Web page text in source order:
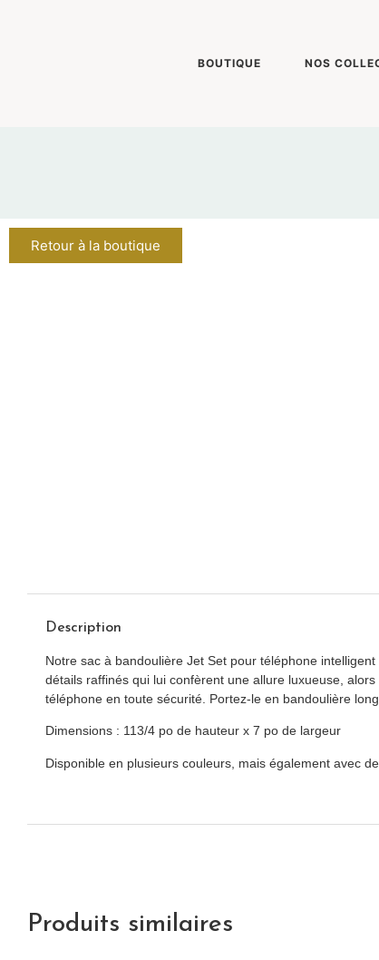
BOUTIQUE NOS
Retour à la boutique
Description
Notre sac à bandoulière Jet Set pour téléphone
détails raffinés qui lui confèrent une allure luxueuse,
téléphone en toute sécurité. Portez-le en bandoulière
Dimensions : 113/4 po de hauteur x 7 po de largeur
Disponible en plusieurs couleurs, mais également avec
Produits similaires